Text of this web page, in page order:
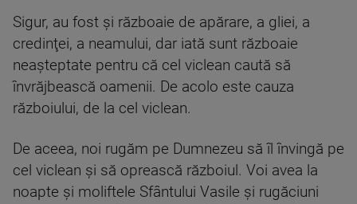
Sigur, au fost şi războaie de apărare, a gliei, a
credinţei, a neamului, dar iată sunt războaie
neaşteptate pentru că cel viclean caută să
învrăjbească oamenii. De acolo este cauza
războiului, de la cel viclean.
De aceea, noi rugăm pe Dumnezeu să îl învingă pe
cel viclean şi să oprească războiul. Voi avea la
noapte şi moliftele Sfântului Vasile şi rugăciuni